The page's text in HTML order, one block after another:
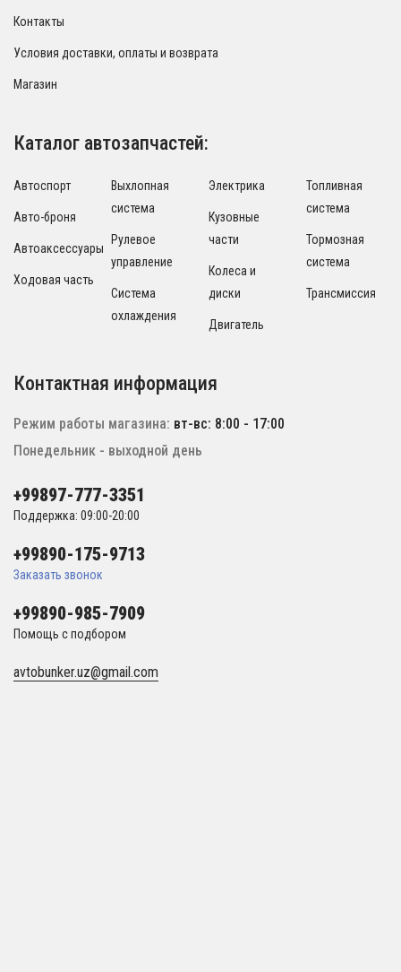
Контакты
Условия доставки, оплаты и возврата
Магазин
Каталог автозапчастей:
Автоспорт
Авто-броня
Автоаксессуары
Ходовая часть
Выхлопная
система
Рулевое
управление
Система
охлаждения
Электрика
Кузовные
части
Колеса и
диски
Двигатель
Топливная
система
Тормозная
система
Трансмиссия
Контактная информация
Режим работы магазина: вт-вс: 8:00 - 17:00
Понедельник - выходной день
+99897-777-3351
Поддержка: 09:00-20:00
+99890-175-9713
Заказать звонок
+99890-985-7909
Помощь с подбором
avtobunker.uz@gmail.com